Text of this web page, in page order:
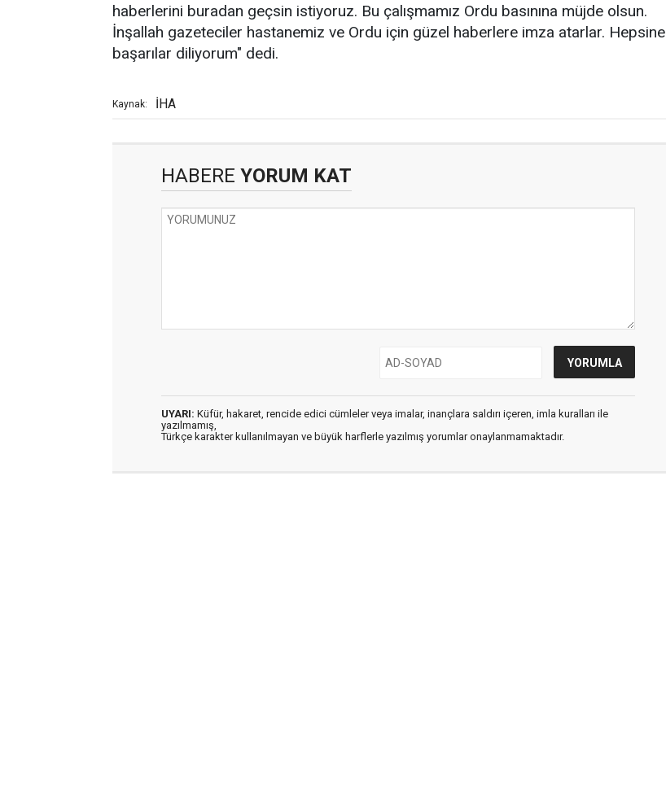
haberlerini buradan geçsin istiyoruz. Bu çalışmamız Ordu basınına müjde olsun.
İnşallah gazeteciler hastanemiz ve Ordu için güzel haberlere imza atarlar. Hepsine
başarılar diliyorum" dedi.
Kaynak: İHA
HABERE YORUM KAT
UYARI: Küfür, hakaret, rencide edici cümleler veya imalar, inançlara saldırı içeren, imla kuralları ile
yazılmamış,
Türkçe karakter kullanılmayan ve büyük harflerle yazılmış yorumlar onaylanmamaktadır.